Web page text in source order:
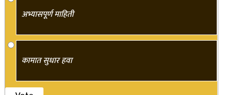
अभ्यासपूर्ण माहिती
कामात सुधार हवा